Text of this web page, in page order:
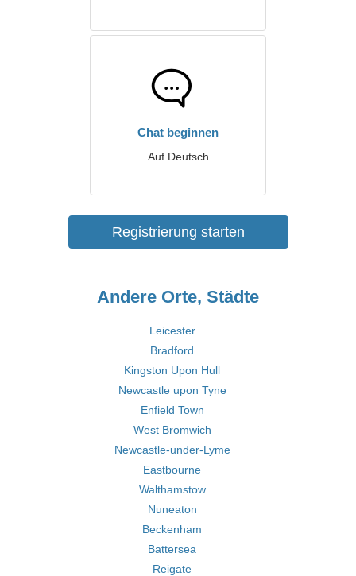
Chat beginnen
Auf Deutsch
Registrierung starten
Andere Orte, Städte
Leicester
Bradford
Kingston Upon Hull
Newcastle upon Tyne
Enfield Town
West Bromwich
Newcastle-under-Lyme
Eastbourne
Walthamstow
Nuneaton
Beckenham
Battersea
Reigate